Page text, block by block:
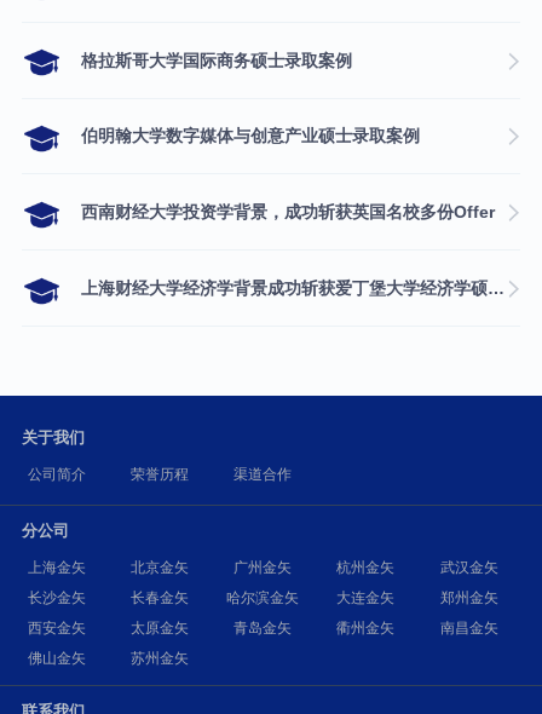
格拉斯哥大学国际商务硕士录取案例
伯明翰大学数字媒体与创意产业硕士录取案例
西南财经大学投资学背景，成功斩获英国名校多份Offer
上海财经大学经济学背景成功斩获爱丁堡大学经济学硕士录取
关于我们
公司简介 荣誉历程 渠道合作
分公司
上海金矢 北京金矢 广州金矢 杭州金矢
武汉金矢
长沙金矢
长春金矢 哈尔滨金矢 大连金矢
郑州金矢
西安金矢
太原金矢 青岛金矢 衢州金矢
南昌金矢
佛山金矢
苏州金矢